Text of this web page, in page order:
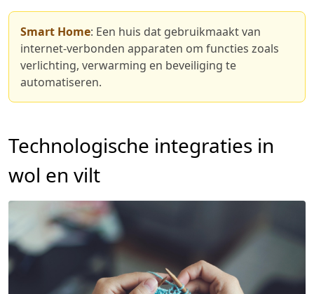
Smart Home: Een huis dat gebruikmaakt van
internet-verbonden apparaten om functies zoals
verlichting, verwarming en beveiliging te
automatiseren.
Technologische integraties in
wol en vilt